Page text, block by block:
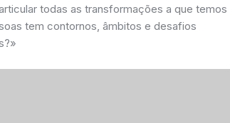
todas as transformações a que temos
tem contornos, âmbitos e desafios